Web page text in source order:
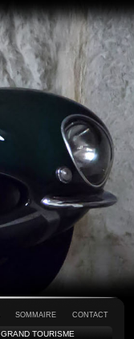
SOMMAIRE CONTACT
GRAND TOURISME